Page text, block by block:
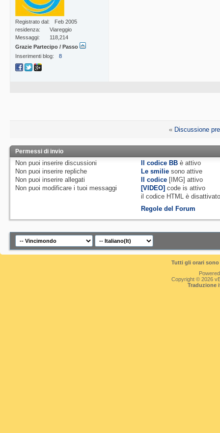
Registrato dal
Feb 2005
residenza
Viareggio
Messaggi
118,214
Grazie Partecipo / Passo
Inserimenti blog
8
« Discussione
Permessi di invio
Non puoi inserire discussioni
Non puoi inserire repliche
Non puoi inserire allegati
Non puoi modificare i tuoi messaggi
Il codice BB èattivo
Le smilie sono attive
Il codice [IMG]attivo
[VIDEO] code isattivo
il codice HTML è
Regole del Forum
Tutti gli orari
Copyright © 2026
Traduzione